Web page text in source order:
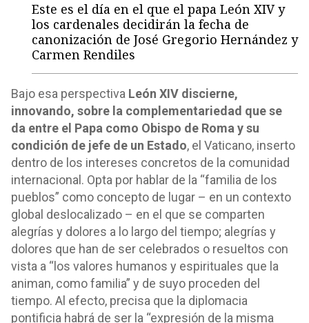
Este es el día en el que el papa León XIV y
los cardenales decidirán la fecha de
canonización de José Gregorio Hernández y
Carmen Rendiles
Bajo esa perspectiva León XIV discierne,
innovando, sobre la complementariedad que se
da entre el Papa como Obispo de Roma y su
condición de jefe de un Estado, el Vaticano, inserto
dentro de los intereses concretos de la comunidad
internacional. Opta por hablar de la “familia de los
pueblos” como concepto de lugar – en un contexto
global deslocalizado – en el que se comparten
alegrías y dolores a lo largo del tiempo; alegrías y
dolores que han de ser celebrados o resueltos con
vista a “los valores humanos y espirituales que la
animan, como familia” y de suyo proceden del
tiempo. Al efecto, precisa que la diplomacia
pontificia habrá de ser la “expresión de la misma